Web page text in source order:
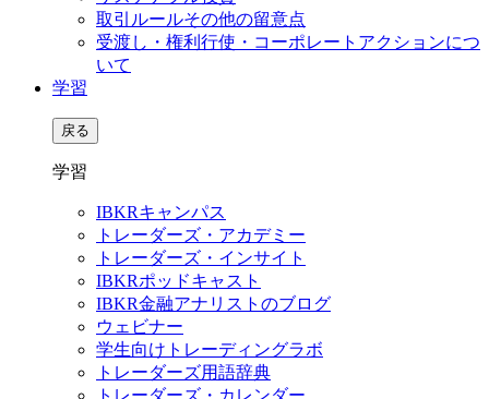
取引ルールその他の留意点
受渡し・権利行使・コーポレートアクションにつ
いて
学習
戻る
学習
IBKRキャンパス
トレーダーズ・アカデミー
トレーダーズ・インサイト
IBKRポッドキャスト
IBKR金融アナリストのブログ
ウェビナー
学生向けトレーディングラボ
トレーダーズ用語辞典
トレーダーズ・カレンダー